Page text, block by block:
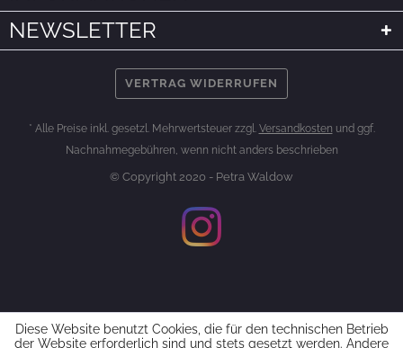
NEWSLETTER
VERTRAG WIDERRUFEN
* Alle Preise inkl. gesetzl. Mehrwertsteuer zzgl. Versandkosten und ggf.
Nachnahmegebühren, wenn nicht anders beschrieben
© Copyright 2020 - Petra Waldow
Diese Website benutzt Cookies, die für den technischen Betrieb
der Website erforderlich sind und stets gesetzt werden. Andere